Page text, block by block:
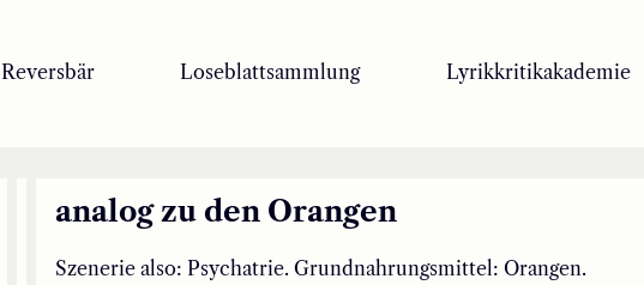
Reversbär Loseblattsammlung Lyrikkritikakademie
analog zu den Orangen
Szenerie also: Psychatrie. Grundnahrungsmittel: Orangen.